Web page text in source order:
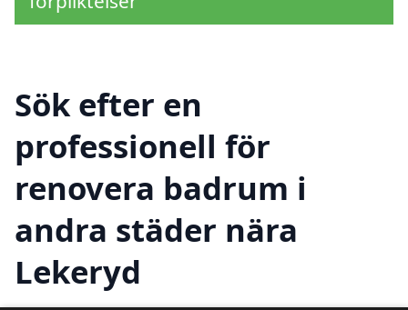
Sök efter en
professionell för
renovera badrum i
andra städer nära
Lekeryd